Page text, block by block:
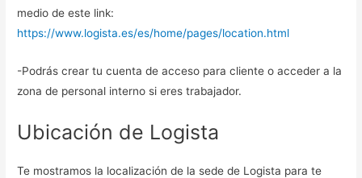
medio de este link:
https://www.logista.es/es/home/pages/location.html
-Podrás crear tu cuenta de acceso para cliente o acceder a la
zona de personal interno si eres trabajador.
Ubicación de Logista
Te mostramos la localización de la sede de Logista para te